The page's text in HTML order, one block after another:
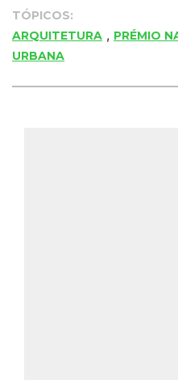
TÓPICOS:
ARQUITETURA , PRÉMIO
URBANA